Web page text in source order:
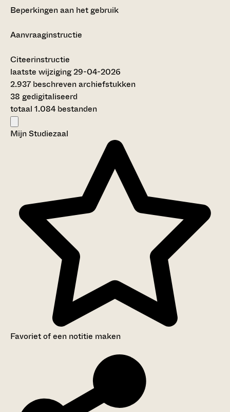
Beperkingen aan het gebruik
Aanvraaginstructie
Citeerinstructie
laatste wijziging 29-04-2026
2.937 beschreven archiefstukken
38 gedigitaliseerd
totaal 1.084 bestanden
Mijn Studiezaal
Favoriet of een notitie maken